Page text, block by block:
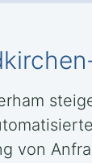
von